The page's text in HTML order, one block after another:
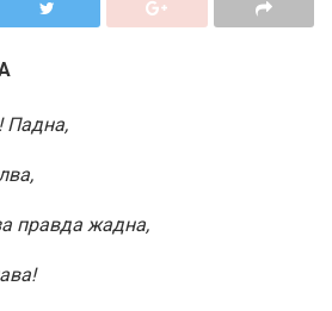
Падна,
правда жадна,